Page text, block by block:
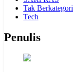
Tak Berkategori
Tech
Penulis